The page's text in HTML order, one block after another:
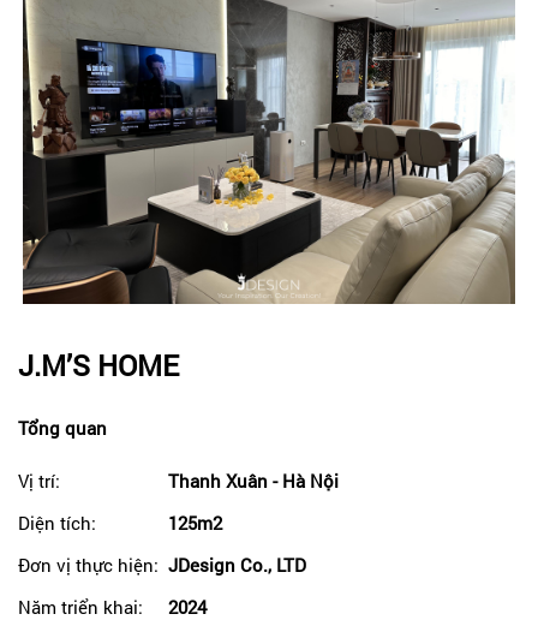
J.M’S HOME
Tổng quan
Vị trí:
Thanh Xuân - Hà Nội
Diện tích:
125m2
Đơn vị thực hiện: JDesign Co., LTD
Năm triển khai:
2024